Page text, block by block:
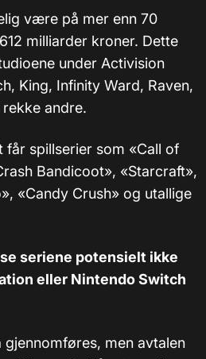
være på mer enn 70
milliarder kroner. Dette
under Activision
King, Infinity Ward, Raven,
andre.
spillserier som «Call of
Bandicoot», «Starcraft»,
«Candy Crush» og utallige
seriene potensielt ikke
eller Nintendo Switch
men avtalen